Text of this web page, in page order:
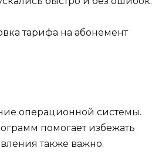
тарифа на абонемент
операционной системы.
помогает избежать
также важно.